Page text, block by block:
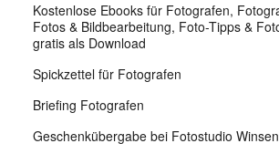
Kostenlose Ebooks für Fotografen,
Fotos & Bildbearbeitung, Foto-Tipps &
gratis als Download
Spickzettel für Fotografen
Briefing Fotografen
Geschenkübergabe bei Fotostudio